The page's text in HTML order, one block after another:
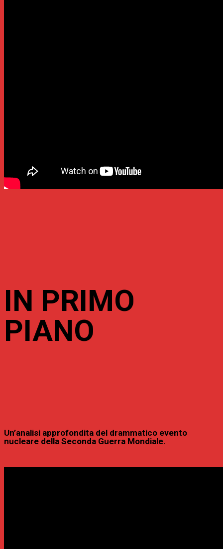
IN PRIMO
PIANO
Un’analisi approfondita del drammatico evento
nucleare della Seconda Guerra Mondiale.